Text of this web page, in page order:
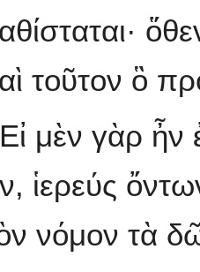
τοῦτον ὃ
μὲν γὰρ ἦν
ἱερεύς
νόμον τὰ